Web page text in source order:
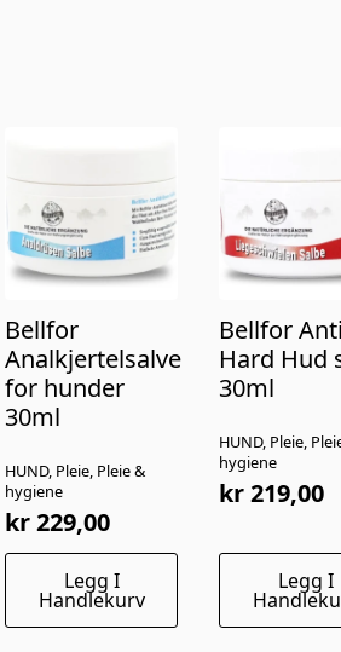
HUND, Pleie, Pleie &
hygiene
Bellfor
Analkjertelsalve
for hunder
30ml
kr229,00
Legg I
Handlekurv
HUND, Pleie,
hygiene
Bellfor Anti
Hard Hud
30ml
kr219,00
Legg I